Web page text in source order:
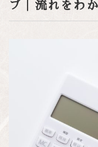
プ｜流れをわ